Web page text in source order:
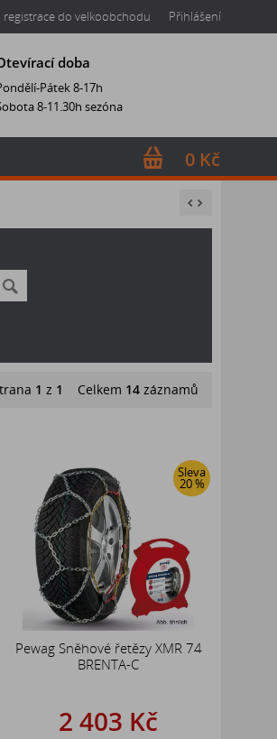
registrace do velkoobchodu Přihlášení
doba
Pátek 8-17h
8-11.30h sezóna
0 Kč
1 z 1 Celkem 14 záznamů
Sleva
20 %
Pewag Sněhové řetězy XMR 74
BRENTA-C
2 403 Kč